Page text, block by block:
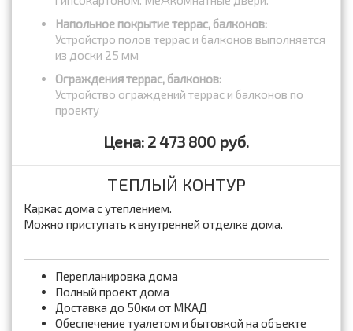
Напольное покрытие террас, балконов:
Устройстро полов террас и балконов выполняется
из доски 25 мм
Ограждения террас, балконов:
Устройство ограждений террас и балконов по
проекту
Цена: 2 473 800 руб.
ТЕПЛЫЙ КОНТУР
Каркас дома с утеплением.
Можно приступать к внутренней отделке дома.
Перепланировка дома
Полный проект дома
Доставка до 50км от МКАД
Обеспечение туалетом и бытовкой на объекте